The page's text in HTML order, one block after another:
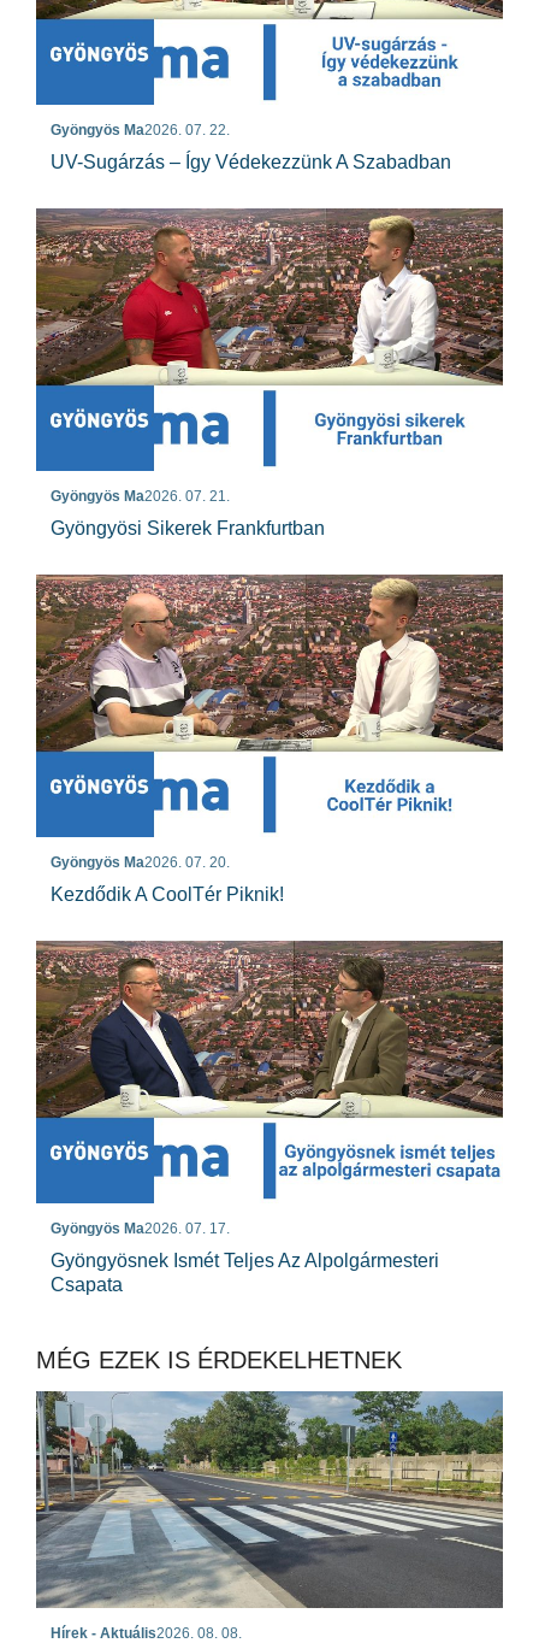
Gyöngyös Ma2026. 07. 22.
UV-Sugárzás – Így Védekezzünk A Szabadban
Gyöngyös Ma2026. 07. 21.
Gyöngyösi Sikerek Frankfurtban
Gyöngyös Ma2026. 07. 20.
Kezdődik A CoolTér Piknik!
Gyöngyös Ma2026. 07. 17.
Gyöngyösnek Ismét Teljes Az Alpolgármesteri
Csapata
MÉG EZEK IS ÉRDEKELHETNEK
Hírek - Aktuális2026. 08. 08.